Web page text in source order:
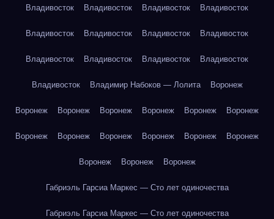
Владивосток Владивосток Владивосток Владивосток
Владивосток Владивосток Владивосток Владивосток
Владивосток Владивосток Владивосток Владивосток
Владивосток Владимир Набоков — Лолита Воронеж
Воронеж Воронеж Воронеж Воронеж Воронеж Воронеж
Воронеж Воронеж Воронеж Воронеж Воронеж Воронеж
Воронеж Воронеж Воронеж
Габриэль Гарсиа Маркес — Сто лет одиночества
Габриэль Гарсиа Маркес — Сто лет одиночества